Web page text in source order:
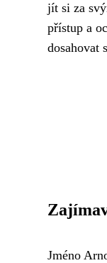
jít si za
přístup a
dosahovat
Jméno